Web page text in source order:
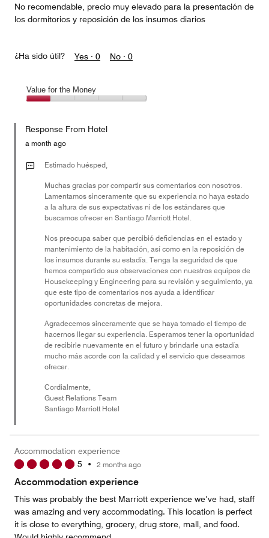
No recomendable, precio muy elevado para la presentación de
los dormitorios y reposición de los insumos diarios
¿Ha sido útil? Yes · 0 No · 0
Value for the Money
the
Money,
out
Response From Hotel
a month ago
Estimado huésped,
Muchas gracias por compartir sus comentarios con nosotros.
Lamentamos sinceramente que su experiencia no haya estado
a la altura de sus expectativas ni de los estándares que
buscamos ofrecer en Santiago Marriott Hotel.
Nos preocupa saber que percibió deficiencias en el estado y
mantenimiento de la habitación, así como en la reposición de
los insumos durante su estadía. Tenga la seguridad de que
hemos compartido sus observaciones con nuestros equipos de
Housekeeping y Engineering para su revisión y seguimiento, ya
que este tipo de comentarios nos ayuda a identificar
oportunidades concretas de mejora.
Agradecemos sinceramente que se haya tomado el tiempo de
hacernos llegar su experiencia. Esperamos tener la oportunidad
de recibirle nuevamente en el futuro y brindarle una estadía
mucho más acorde con la calidad y el servicio que deseamos
ofrecer.
Cordialmente,
Guest Relations Team
Santiago Marriott Hotel
Accommodation experience
5 • 2 months ago
Accommodation experience
This was probably the best Marriott experience we’ve had, staff
was amazing and very accommodating. This location is perfect
it is close to everything, grocery, drug store, mall, and food.